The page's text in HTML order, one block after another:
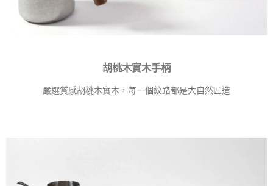
胡桃木實木手柄
嚴選質感胡桃木實木，每一個紋路都是大自然匠造